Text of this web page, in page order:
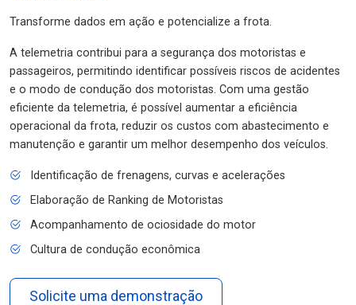
Transforme dados em ação e potencialize a frota.
A telemetria contribui para a segurança dos motoristas e
passageiros, permitindo identificar possíveis riscos de acidentes
e o modo de condução dos motoristas. Com uma gestão
eficiente da telemetria, é possível aumentar a eficiência
operacional da frota, reduzir os custos com abastecimento e
manutenção e garantir um melhor desempenho dos veículos.
Identificação de frenagens, curvas e acelerações
Elaboração de Ranking de Motoristas
Acompanhamento de ociosidade do motor
Cultura de condução econômica
Solicite uma demonstração